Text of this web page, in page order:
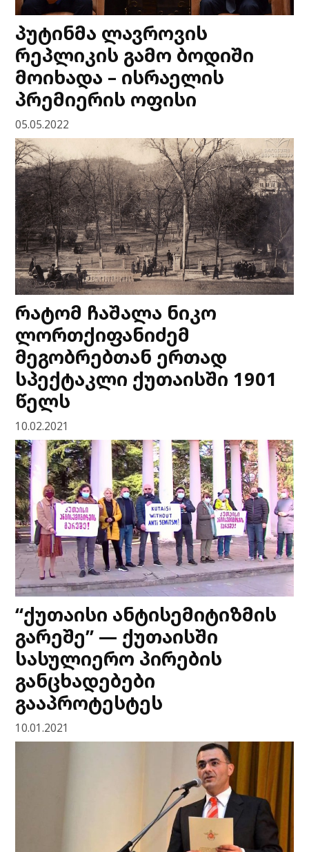
პუტინმა ლავროვის
რეპლიკის გამო ბოდიში
მოიხადა – ისრაელის
პრემიერის ოფისი
05.05.2022
რატომ ჩაშალა ნიკო
ლორთქიფანიძემ
მეგობრებთან ერთად
სპექტაკლი ქუთაისში 1901
წელს
10.02.2021
“ქუთაისი ანტისემიტიზმის
გარეშე” — ქუთაისში
სასულიერო პირების
განცხადებები
გააპროტესტეს
10.01.2021